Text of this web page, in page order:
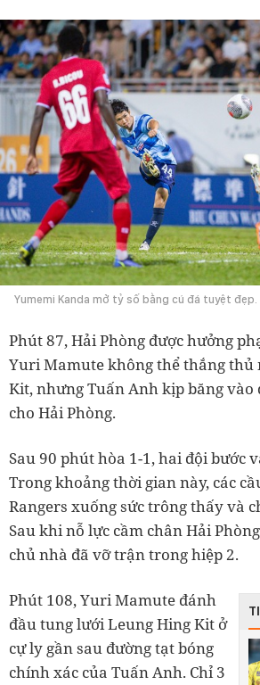
Yumemi Kanda mở tỷ số bằng cú đá tuyệt
Phút 87, Hải Phòng được hưởng
Yuri Mamute không thể thắng thủ
Kit, nhưng Tuấn Anh kịp băng vào
cho Hải Phòng.
Sau 90 phút hòa 1-1, hai đội bước
Trong khoảng thời gian này, các
Rangers xuống sức trông thấy và
Sau khi nỗ lực cầm chân Hải
chủ nhà đã vỡ trận trong hiệp 2.
Phút 108, Yuri Mamute đánh
đầu tung lưới Leung Hing Kit ở
cự ly gần sau đường tạt bóng
chính xác của Tuấn Anh. Chỉ 3